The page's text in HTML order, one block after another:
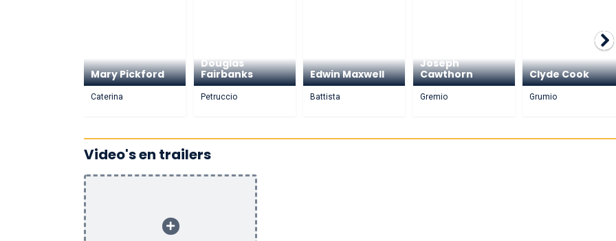
Mary Pickford
Caterina
Douglas
Fairbanks
Petruccio
Edwin Maxwell
Battista
Joseph
Cawthorn
Gremio
Clyde Cook
Grumio
Video's en trailers